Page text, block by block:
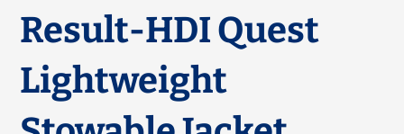
Result-HDI Quest
Lightweight